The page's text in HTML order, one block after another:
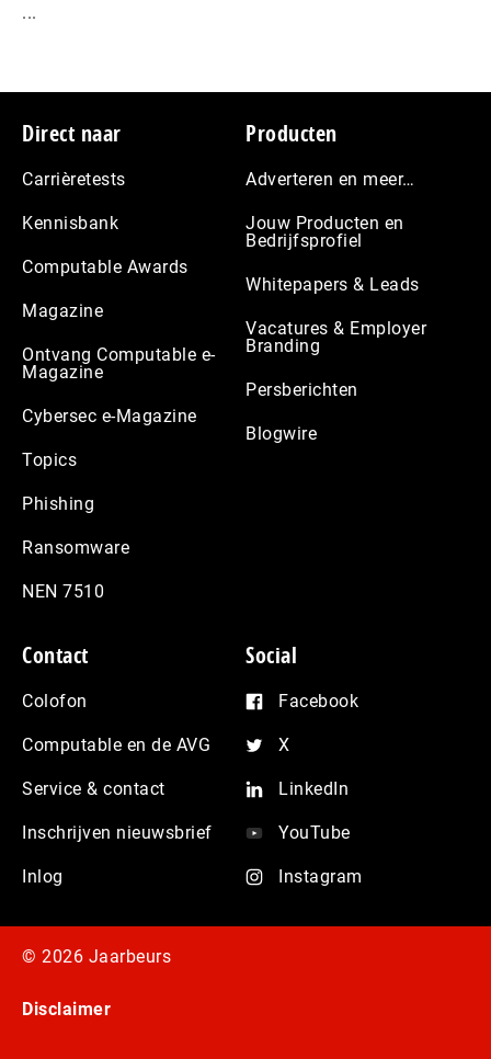
...
Footer
Direct naar
Carrièretests
Kennisbank
Computable Awards
Magazine
Ontvang Computable e-
Magazine
Cybersec e-Magazine
Topics
Phishing
Ransomware
NEN 7510
Producten
Adverteren en meer…
Jouw Producten en
Bedrijfsprofiel
Whitepapers & Leads
Vacatures & Employer
Branding
Persberichten
Blogwire
Contact
Colofon
Computable en de AVG
Service & contact
Inschrijven nieuwsbrief
Inlog
Social
Facebook
X
LinkedIn
YouTube
Instagram
© 2026 Jaarbeurs
Disclaimer